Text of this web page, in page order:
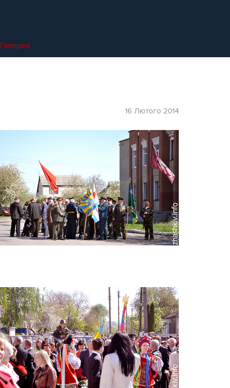
Галерея
16 Лютого 2014